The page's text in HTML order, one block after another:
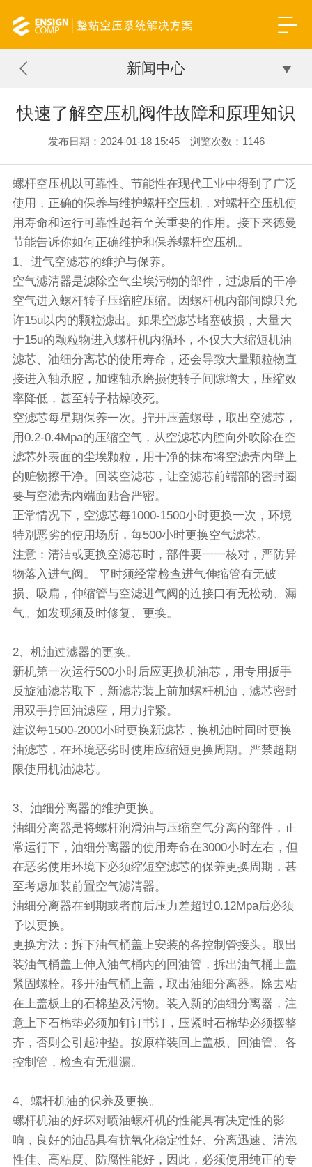
新闻中心
快速了解空压机阀件故障和原理知识
发布日期：2024-01-18 15:45 浏览次数： 1146
螺杆空压机以可靠性、节能性在现代工业中得到了广泛
使用，正确的保养与维护螺杆空压机，对螺杆空压机使
用寿命和运行可靠性起着至关重要的作用。接下来德曼
节能告诉你如何正确维护和保养螺杆空压机。
1、进气空滤芯的维护与保养。
空气滤清器是滤除空气尘埃污物的部件，过滤后的干净
空气进入螺杆转子压缩腔压缩。因螺杆机内部间隙只允
许15u以内的颗粒滤出。如果空滤芯堵塞破损，大量大
于15u的颗粒物进入螺杆机内循环，不仅大大缩短机油
滤芯、油细分离芯的使用寿命，还会导致大量颗粒物直
接进入轴承腔，加速轴承磨损使转子间隙增大，压缩效
率降低，甚至转子枯燥咬死。
空滤芯每星期保养一次。拧开压盖螺母，取出空滤芯，
用0.2-0.4Mpa的压缩空气，从空滤芯内腔向外吹除在空
滤芯外表面的尘埃颗粒，用干净的抹布将空滤壳内壁上
的赃物擦干净。回装空滤芯，让空滤芯前端部的密封圈
要与空滤壳内端面贴合严密。
正常情况下，空滤芯每1000-1500小时更换一次，环境
特别恶劣的使用场所，每500小时更换空气滤芯。
注意：清洁或更换空滤芯时，部件要一一核对，严防异
物落入进气阀。 平时须经常检查进气伸缩管有无破
损、吸扁，伸缩管与空滤进气阀的连接口有无松动、漏
气。如发现须及时修复、更换。
2、机油过滤器的更换。
新机第一次运行500小时后应更换机油芯，用专用扳手
反旋油滤芯取下，新滤芯装上前加螺杆机油，滤芯密封
用双手拧回油滤座，用力拧紧。
建议每1500-2000小时更换新滤芯，换机油时同时更换
油滤芯，在环境恶劣时使用应缩短更换周期。严禁超期
限使用机油滤芯。
3、油细分离器的维护更换。
油细分离器是将螺杆润滑油与压缩空气分离的部件，正
常运行下，油细分离器的使用寿命在3000小时左右，但
在恶劣使用环境下必须缩短空滤芯的保养更换周期，甚
至考虑加装前置空气滤清器。
油细分离器在到期或者前后压力差超过0.12Mpa后必须
予以更换。
更换方法：拆下油气桶盖上安装的各控制管接头。取出
装油气桶盖上伸入油气桶内的回油管，拆出油气桶上盖
紧固螺栓。移开油气桶上盖，取出油细分离器。除去粘
在上盖板上的石棉垫及污物。装入新的油细分离器，注
意上下石棉垫必须加钉订书订，压紧时石棉垫必须摆整
齐，否则会引起冲垫。按原样装回上盖板、回油管、各
控制管，检查有无泄漏。
4、螺杆机油的保养及更换。
螺杆机油的好坏对喷油螺杆机的性能具有决定性的影
响，良好的油品具有抗氧化稳定性好、分离迅速、清泡
性佳、高粘度、防腐性能好，因此，必须使用纯正的专